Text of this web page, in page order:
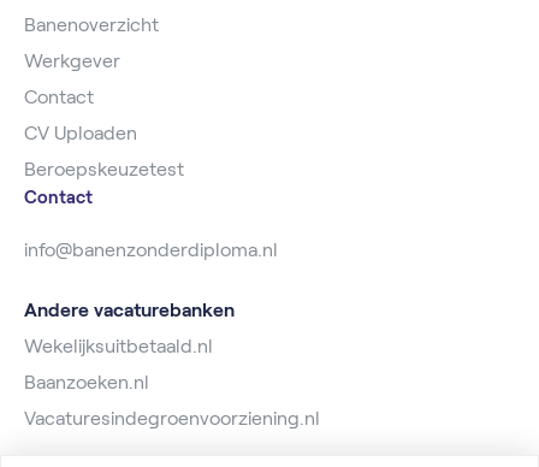
Banenoverzicht
Werkgever
Contact
CV Uploaden
Beroepskeuzetest
Contact
info@banenzonderdiploma.nl
Andere vacaturebanken
Wekelijksuitbetaald.nl
Baanzoeken.nl
Vacaturesindegroenvoorziening.nl